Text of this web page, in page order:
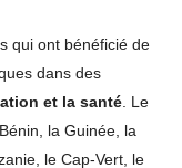
qui ont bénéficié de
dans des
et la santé. Le
la Guinée, la
le Cap-Vert, le